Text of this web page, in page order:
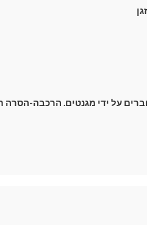
על ידי מגנטים. הרכבה-הסרה תוך 2